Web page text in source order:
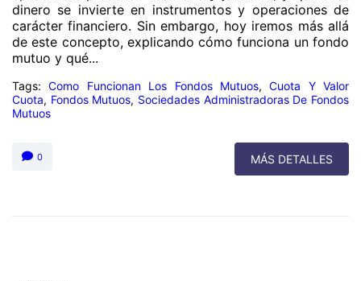
dinero se invierte en instrumentos y operaciones de
carácter financiero. Sin embargo, hoy iremos más allá
de este concepto, explicando cómo funciona un fondo
mutuo y qué...
Tags:Como Funcionan Los Fondos Mutuos,Cuota Y Valor
Cuota, Fondos Mutuos, Sociedades Administradoras De Fondos
Mutuos
0 MÁS DETALLES